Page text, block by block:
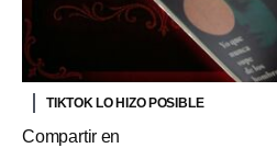
TIKTOK LO HIZO POSIBLE
Compartir en